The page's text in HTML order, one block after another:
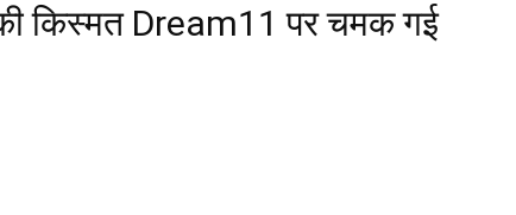
किस्मत Dream11 पर चमक गई